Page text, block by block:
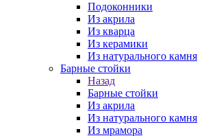
Подоконники
Из акрила
Из кварца
Из керамики
Из натурального камня
Барные стойки
Назад
Барные стойки
Из акрила
Из натурального камня
Из мрамора